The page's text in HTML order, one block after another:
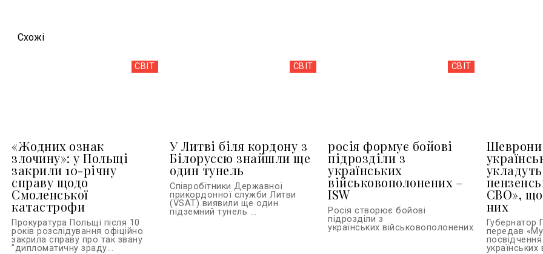
Схожi
СВІТ
«Жодних ознак
злочину»: у Польщі
закрили 10-річну
справу щодо
Смоленської
катастрофи
Прокуратура Польщі після 10
років розслідування офіційно
закрила справу про так звану
"дипломатичну зраду...
СВІТ
У Литві біля кордону з
Білоруссю знайшли ще
один тунель
Співробітники Державної
прикордонної служби Литви
(VSAT) виявили ще один
підземний тунель ...
СВІТ
росія формує бойові
підрозділи з
українських
військовополонених –
ISW
Росія створює бойові
підрозділи з
українських військовополонених...
Шеврони
СВО»,
них
Губернатор
передав
українських